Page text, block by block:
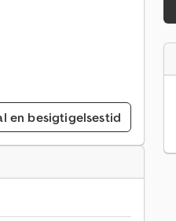
en besigtigelsestid